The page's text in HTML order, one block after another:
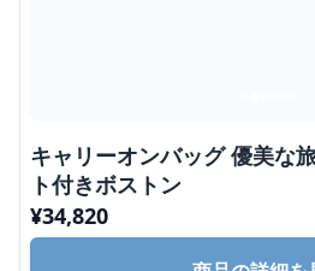
キャリーオンバッグ 優美な
ト付きボストン
¥34,820